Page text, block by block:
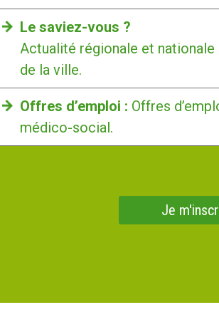
Le saviez-vous ?
Actualité régionale et
de la ville.
Offres d’emploi : Offres
médico-social.
Je